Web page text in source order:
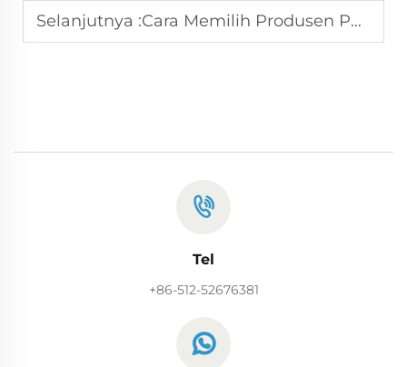
Selanjutnya :Cara Memilih Produsen Pemotong Kain Ultrasonik
Tel
+86-512-52676381